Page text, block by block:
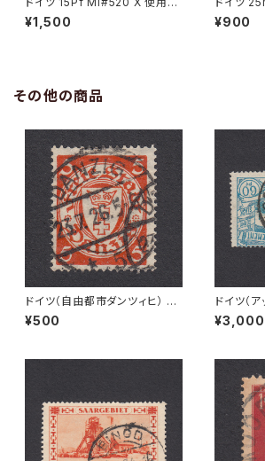
み切手｜PÖSSNECK 22.9.19
36
¥1,500
切手｜
¥900
その他の商品
ドイツ（自由都市ダンツィヒ） 5P
f Mi#193 使用済み切手｜DA
NZIG 23.7.1926
¥500
ドイツ（
f Mi#23
¥3,000